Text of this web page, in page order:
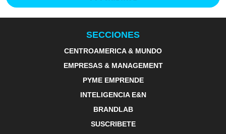
SECCIONES
CENTROAMERICA & MUNDO
EMPRESAS & MANAGEMENT
PYME EMPRENDE
INTELIGENCIA E&N
BRANDLAB
SUSCRIBETE